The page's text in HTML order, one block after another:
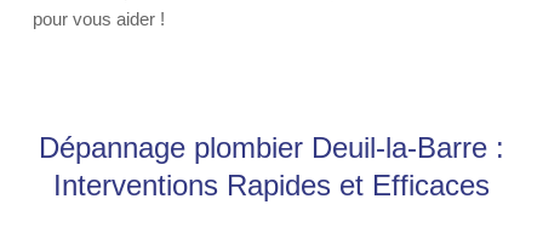
pour vous aider !
Dépannage plombier Deuil-la-Barre :
Interventions Rapides et Efficaces